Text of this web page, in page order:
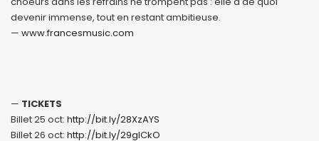
devenir immense, tout en restant ambitieuse.
— www.francesmusic.com
— TICKETS
Billet 25 oct: http://bit.ly/28XzAYS
Billet 26 oct: http://bit.ly/29gICkO